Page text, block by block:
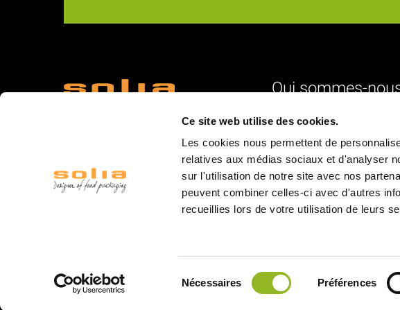
Ce site web utilise des cookies.
Les cookies nous permettent de
relatives aux médias sociaux et d'analyser
sur l'utilisation de notre site avec nos
peuvent combiner celles-ci avec d'autres
recueillies lors de votre utilisation de leurs
Nécessaires Préférences
Qui sommes-
L'identité
Nos valeurs
La structure
L'équipe
La logistique